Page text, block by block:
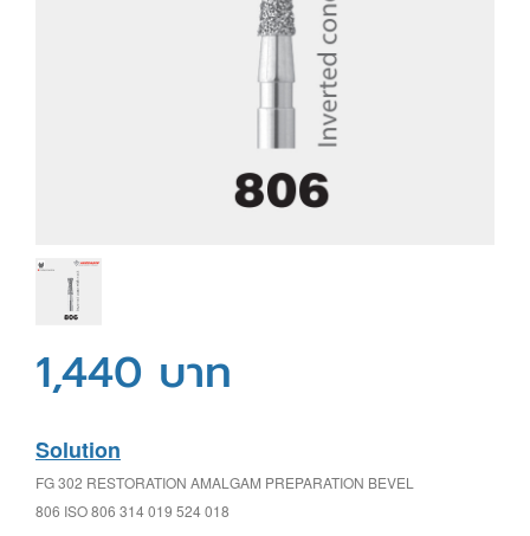
1,440 บาท
Solution
FG 302 RESTORATION AMALGAM PREPARATION BEVEL
806 ISO 806 314 019 524 018